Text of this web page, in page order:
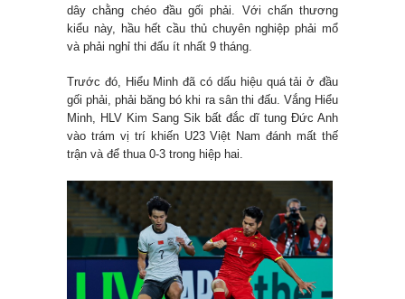
dây chằng chéo đầu gối phải. Với chấn thương
kiểu này, hầu hết cầu thủ chuyên nghiệp phải mổ
và phải nghỉ thi đấu ít nhất 9 tháng.
Trước đó, Hiểu Minh đã có dấu hiệu quá tải ở đầu
gối phải, phải băng bó khi ra sân thi đấu. Vắng Hiểu
Minh, HLV Kim Sang Sik bất đắc dĩ tung Đức Anh
vào trám vị trí khiến U23 Việt Nam đánh mất thế
trận và để thua 0-3 trong hiệp hai.